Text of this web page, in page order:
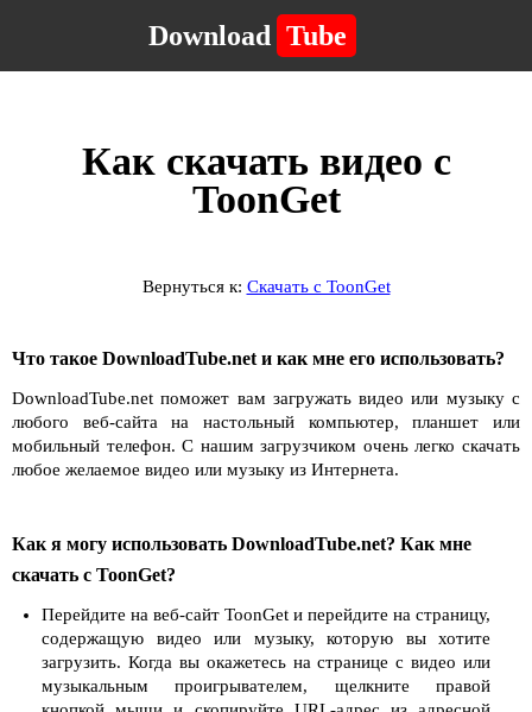
Download Tube
Как скачать видео с
ToonGet
Вернуться к: Скачать с ToonGet
Что такое DownloadTube.net и как мне его использовать?
DownloadTube.net поможет вам загружать видео или музыку с
любого веб-сайта на настольный компьютер, планшет или
мобильный телефон. С нашим загрузчиком очень легко скачать
любое желаемое видео или музыку из Интернета.
Как я могу использовать DownloadTube.net? Как мне
скачать с ToonGet?
Перейдите на веб-сайт ToonGet и перейдите на страницу,
содержащую видео или музыку, которую вы хотите
загрузить. Когда вы окажетесь на странице с видео или
музыкальным проигрывателем, щелкните правой